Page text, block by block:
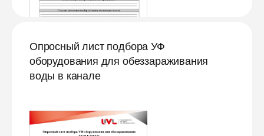
Опросный лист подбора УФ
оборудования для обеззараживания
воды в канале